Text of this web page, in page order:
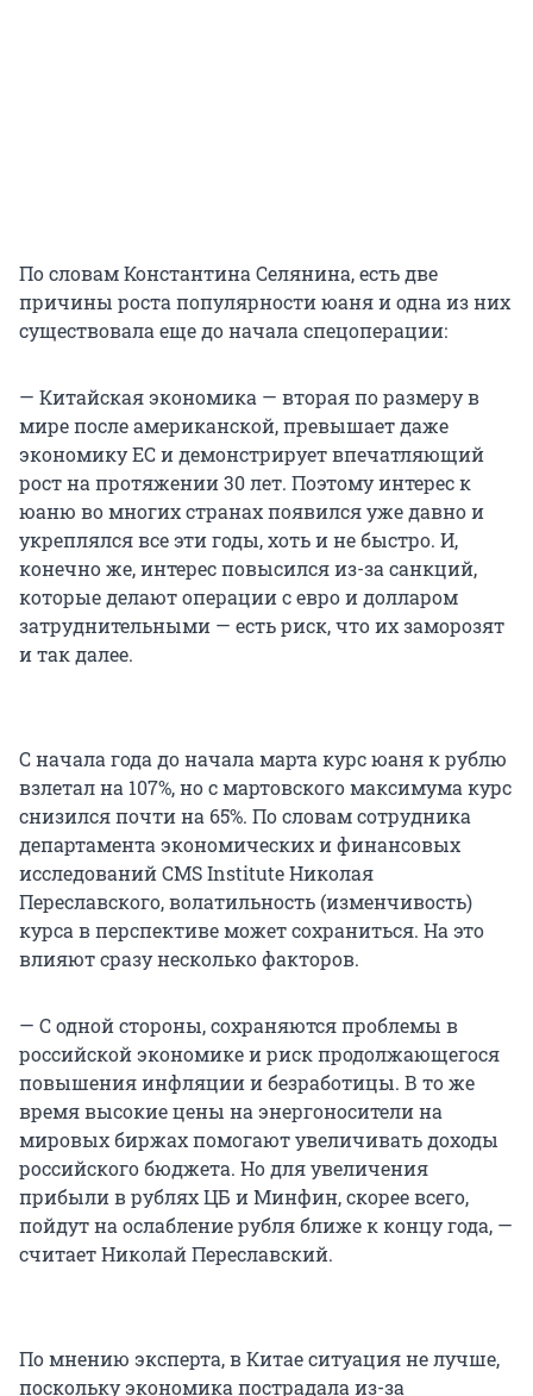
По словам Константина Селянина, есть две
причины роста популярности юаня и одна из них
существовала еще до начала спецоперации:
— Китайская экономика — вторая по размеру в
мире после американской, превышает даже
экономику ЕС и демонстрирует впечатляющий
рост на протяжении 30 лет. Поэтому интерес к
юаню во многих странах появился уже давно и
укреплялся все эти годы, хоть и не быстро. И,
конечно же, интерес повысился из-за санкций,
которые делают операции с евро и долларом
затруднительными — есть риск, что их заморозят
и так далее.
С начала года до начала марта курс юаня к рублю
взлетал на 107%, но с мартовского максимума курс
снизился почти на 65%. По словам сотрудника
департамента экономических и финансовых
исследований CMS Institute Николая
Переславского, волатильность (изменчивость)
курса в перспективе может сохраниться. На это
влияют сразу несколько факторов.
— С одной стороны, сохраняются проблемы в
российской экономике и риск продолжающегося
повышения инфляции и безработицы. В то же
время высокие цены на энергоносители на
мировых биржах помогают увеличивать доходы
российского бюджета. Но для увеличения
прибыли в рублях ЦБ и Минфин, скорее всего,
пойдут на ослабление рубля ближе к концу года, —
считает Николай Переславский.
По мнению эксперта, в Китае ситуация не лучше,
поскольку экономика пострадала из-за